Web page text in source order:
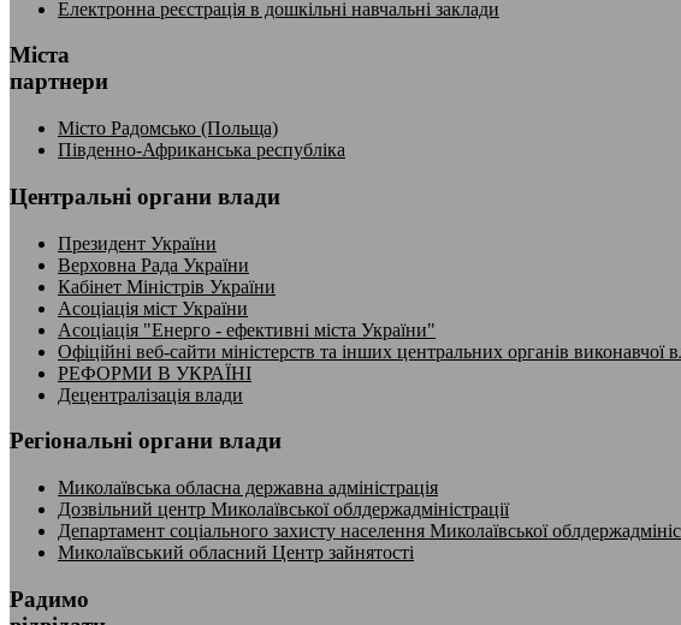
Електронна реєстрація в дошкільні навчальні заклади
Міста
партнери
Місто Радомсько (Польща)
Південно-Африканська республіка
Центральні органи влади
Президент України
Верховна Рада України
Кабінет Міністрів України
Асоціація міст України
Асоціація "Енерго - ефективні міста України"
Офіційні веб-сайти міністерств та інших центральних органів виконавчої
РЕФОРМИ В УКРАЇНІ
Децентралізація влади
Регіональні органи влади
Миколаївська обласна державна адміністрація
Дозвільний центр Миколаївської облдержадміністрації
Департамент соціального захисту населення Миколаївської
Миколаївський обласний Центр зайнятості
Радимо